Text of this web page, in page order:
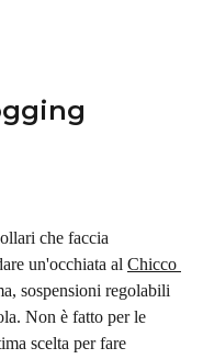
che faccia
un'occhiata al Chicco
sospensioni regolabili
Non è fatto per le
scelta per fare